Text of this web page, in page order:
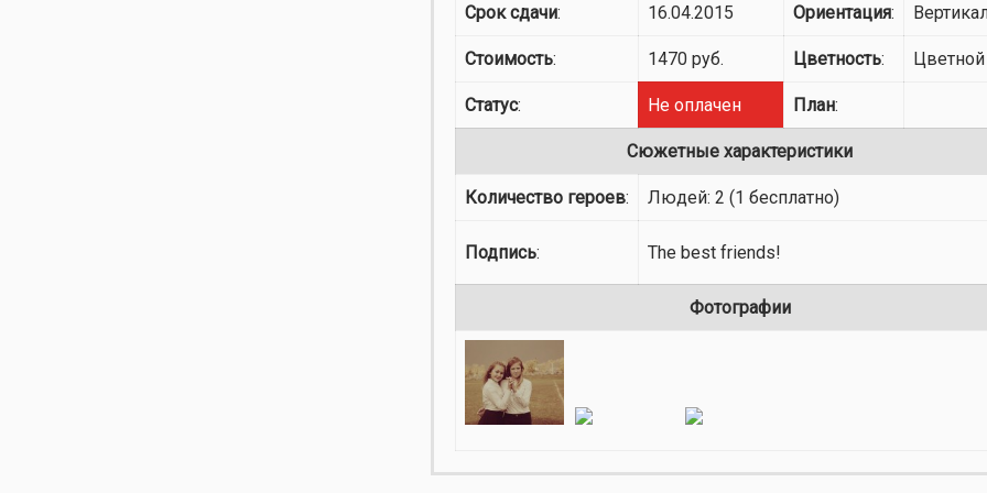
Срок сдачи: 16.04.2015 Ориентация:
Стоимость: 1470 руб. Цветность: Цветной
Статус: Не оплачен План:
Сюжетные характеристики
Количество героев: Людей: 2 (1 бесплатно)
Подпись: The best friends!
Фотографии